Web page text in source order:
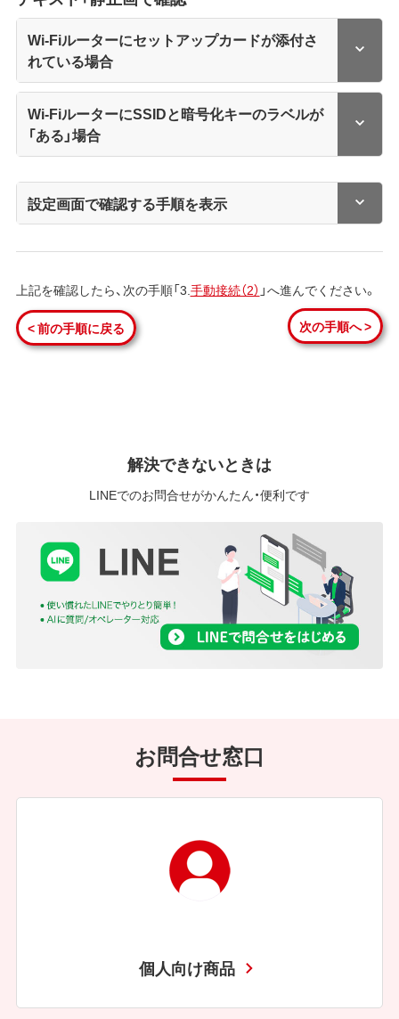
Wi-Fiルーターにセットアップカードが添付さ
れている場合
Wi-FiルーターにSSIDと暗号化キーのラベルが
「ある」場合
設定画面で確認する手順を表示
上記を確認したら、次の手順「3.手動接続（2） 」へ進んでください。
< 前の手順に戻る 次の手順へ >
解決できないときは
LINEでのお問合せがかんたん・便利です
お問合せ窓口
個人向け商品